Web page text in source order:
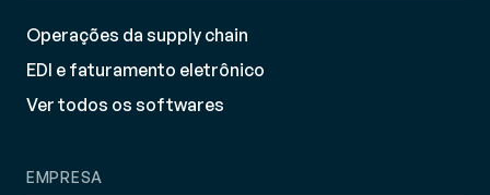
Operações da supply chain
EDI e faturamento eletrônico
Ver todos os softwares
EMPRESA